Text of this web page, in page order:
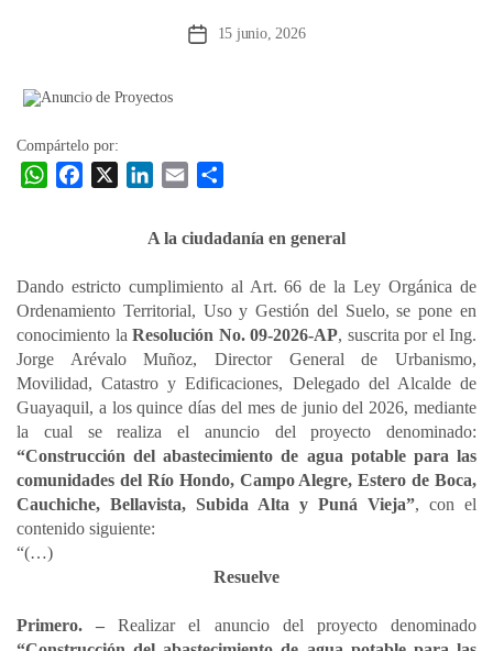
Fecha15 junio, 2026
Compártelo por:
W
s
A
p
p
b
o
o
k
e
d
I
n
a
l
r
t
i
r
A la ciudadanía en general
Dando estricto cumplimiento al Art. 66 de la Ley Orgánica de
Ordenamiento Territorial, Uso y Gestión del Suelo, se pone en
conocimiento la Resolución No. 09-2026-AP, suscrita por el Ing.
Jorge Arévalo Muñoz, Director General de Urbanismo,
Movilidad, Catastro y Edificaciones, Delegado del Alcalde de
Guayaquil, a los quince días del mes de junio del 2026, mediante
la cual se realiza el anuncio del proyecto denominado:
“Construcción del abastecimiento de agua potable para las
comunidades del Río Hondo, Campo Alegre, Estero de Boca,
Cauchiche, Bellavista, Subida Alta y Puná Vieja”, con el
contenido siguiente:
“(…)
Resuelve
Primero. – Realizar el anuncio del proyecto denominado